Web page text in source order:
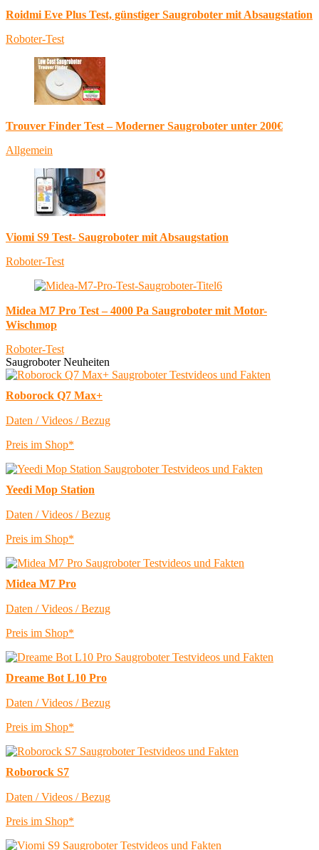
Roidmi Eve Plus Test, günstiger Saugroboter mit Absaugstation
Roboter-Test
Trouver Finder Test – Moderner Saugroboter unter 200€
Allgemein
Viomi S9 Test- Saugroboter mit Absaugstation
Roboter-Test
Midea M7 Pro Test – 4000 Pa Saugroboter mit Motor-
Wischmop
Roboter-Test
Saugroboter Neuheiten
Roborock Q7 Max+
Daten / Videos / Bezug
Preis im Shop*
Yeedi Mop Station
Daten / Videos / Bezug
Preis im Shop*
Midea M7 Pro
Daten / Videos / Bezug
Preis im Shop*
Dreame Bot L10 Pro
Daten / Videos / Bezug
Preis im Shop*
Roborock S7
Daten / Videos / Bezug
Preis im Shop*